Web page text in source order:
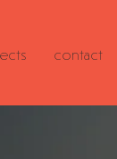
contact